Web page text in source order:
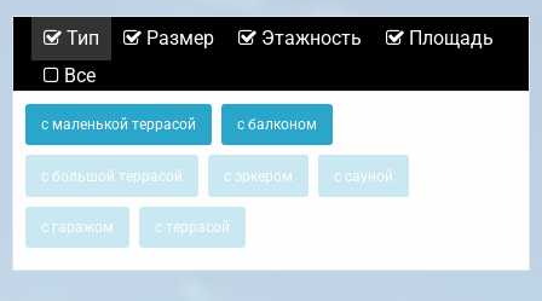
Тип Размер Этажность
Площадь
Все
с маленькой террасой с балконом
с большой террасой с эркером с сауной
с гаражом с террасой